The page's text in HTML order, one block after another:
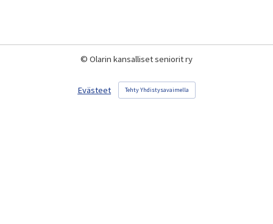
© Olarin kansalliset seniorit ry
Evästeet Tehty Yhdistysavaimella